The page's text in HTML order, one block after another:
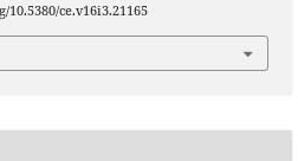
ce.v16i3.21165